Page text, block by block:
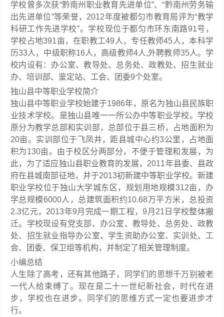
学校曾多次获“黔南州职业教育先进单位”、“黔南州劳务输
出先进单位”等荣誉，2012年度被都匀市教育局评为“教学
科研工作先进学校”。学校现位于都匀市环东南路91号，
学校占地391亩，在职教工49人，专任教师45人，本科学
历33人，中级职称16人，高级教师4人,外聘教师35人。学
校内设有：办公室、教导处、总务处、政教处、招生就业
办、培训部、鉴定站、工会、团委9个处室。
独山县中等职业学校简介
独山县中等职业学校始建于1986年，原名为独山县民族职
业技术学校。是独山县唯一一所公办中等职业学校。学校
原分为教学总部和实训部，总部位于县三桥，占地面积为
20亩。实训部位于飞凤井，距县城中心约3公里，占地面
积为130亩。由于校区分两部分，不便于管理和发展，为
此，为了适应独山县职业教育的发展，2011年县委、县政
府在县城南部征地，并于2013初新建中等职业学校。新建
职业学校位于独山大学城东区，规划用地规模312亩，办
学总规模6000人，总建筑面积约10.68万平方米，总投资
2.3亿元，2013年9月完成一期工程，9月21日学校整体搬
迁。学校现设有党支部、办公室、教导处、总务处、政教
处、招生就业指导办公室、学生资助办公室、实训处、工
会、团委、保卫组等机构，并制定了相关管理制度。
小编总结
人生除了高考，还有其他路子，同学们的思想千万别被老
一代人给束缚了。现在是二十一世纪新社会，时代在进
步，学校也在进步。同学们的思维方式一定也要进步才
行。